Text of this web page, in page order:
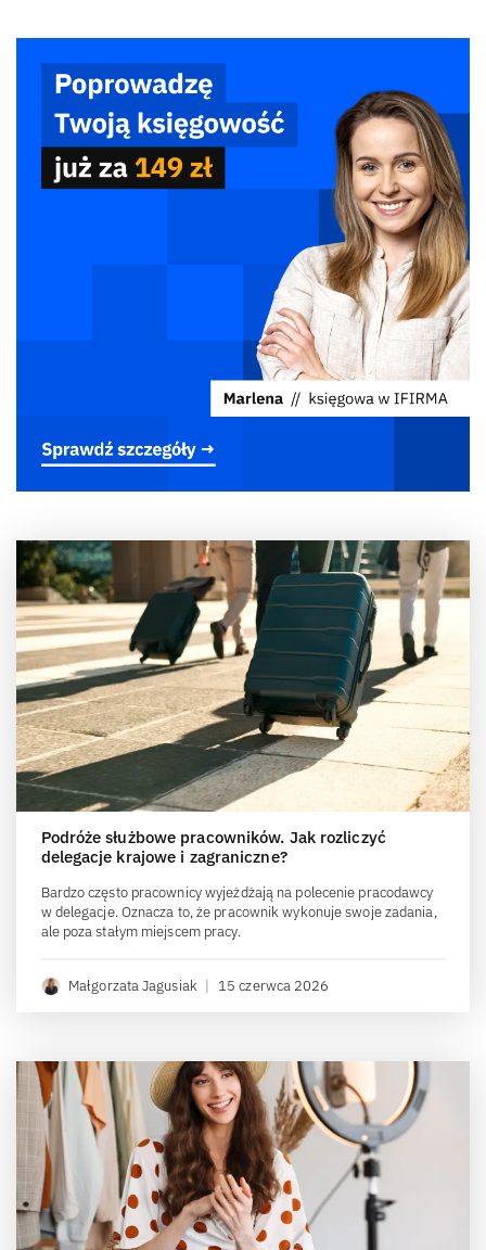
Podróże służbowe pracowników. Jak rozliczyć
delegacje krajowe i zagraniczne?
Bardzo często pracownicy wyjeżdżają na polecenie pracodawcy
w delegacje. Oznacza to, że pracownik wykonuje swoje zadania,
ale poza stałym miejscem pracy.
Małgorzata Jagusiak | 15 czerwca 2026